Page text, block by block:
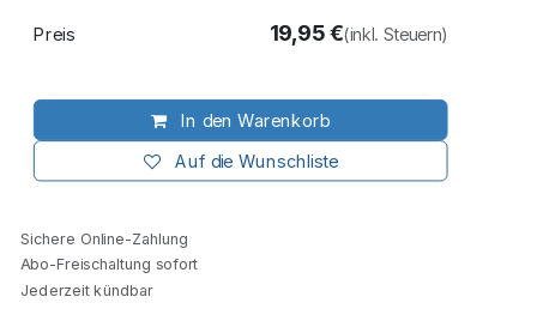
In den Warenkorb
Auf die Wunschliste
Preis 19,95€(inkl. Steuern)
Sichere Online-Zahlung
Abo-Freischaltung sofort
Jederzeit kündbar